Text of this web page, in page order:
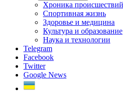
Хроника происшествий
Спортивная жизнь
Здоровье и медицина
Культура и образование
Наука и технологии
Telegram
Facebook
Twitter
Google News